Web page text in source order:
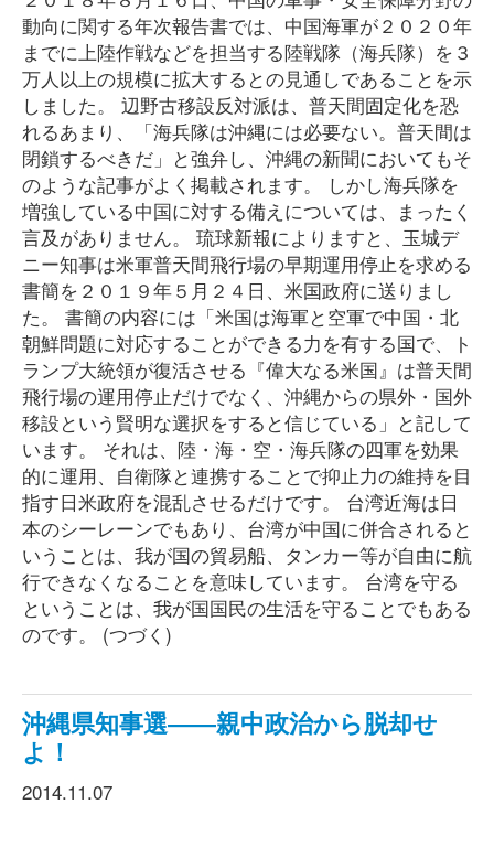
動向に関する年次報告書では、中国海軍が２０２０年
までに上陸作戦などを担当する陸戦隊（海兵隊）を３
万人以上の規模に拡大するとの見通しであることを示
しました。 辺野古移設反対派は、普天間固定化を恐
れるあまり、「海兵隊は沖縄には必要ない。普天間は
閉鎖するべきだ」と強弁し、沖縄の新聞においてもそ
のような記事がよく掲載されます。 しかし海兵隊を
増強している中国に対する備えについては、まったく
言及がありません。 琉球新報によりますと、玉城デ
ニー知事は米軍普天間飛行場の早期運用停止を求める
書簡を２０１９年５月２４日、米国政府に送りまし
た。 書簡の内容には「米国は海軍と空軍で中国・北
朝鮮問題に対応することができる力を有する国で、ト
ランプ大統領が復活させる『偉大なる米国』は普天間
飛行場の運用停止だけでなく、沖縄からの県外・国外
移設という賢明な選択をすると信じている」と記して
います。 それは、陸・海・空・海兵隊の四軍を効果
的に運用、自衛隊と連携することで抑止力の維持を目
指す日米政府を混乱させるだけです。 台湾近海は日
本のシーレーンでもあり、台湾が中国に併合されると
いうことは、我が国の貿易船、タンカー等が自由に航
行できなくなることを意味しています。 台湾を守る
ということは、我が国国民の生活を守ることでもある
のです。 (つづく)
沖縄県知事選――親中政治から脱却せ
よ！
2014.11.07